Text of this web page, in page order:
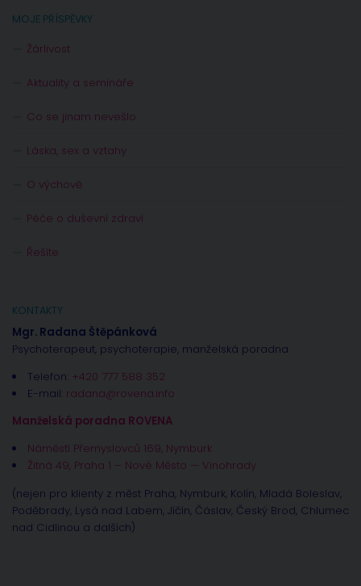
MOJE PŘÍSPĚVKY
Žárlivost
Aktuality a semináře
Co se jinam nevešlo
Láska, sex a vztahy
O výchově
Péče o duševní zdraví
Řešíte
KONTAKTY
Mgr. Radana Štěpánková
Psychoterapeut, psychoterapie, manželská poradna
Telefon: +420 777 588 352
E-mail: radana@rovena.info
Manželská poradna ROVENA
Náměstí Přemyslovců 169, Nymburk
Žitná 49, Praha 1 – Nové Město — Vinohrady
(nejen pro klienty z měst Praha, Nymburk, Kolín, Mladá Boleslav,
Poděbrady, Lysá nad Labem, Jíčín, Čáslav, Český Brod, Chlumec
nad Cidlinou a dalších)